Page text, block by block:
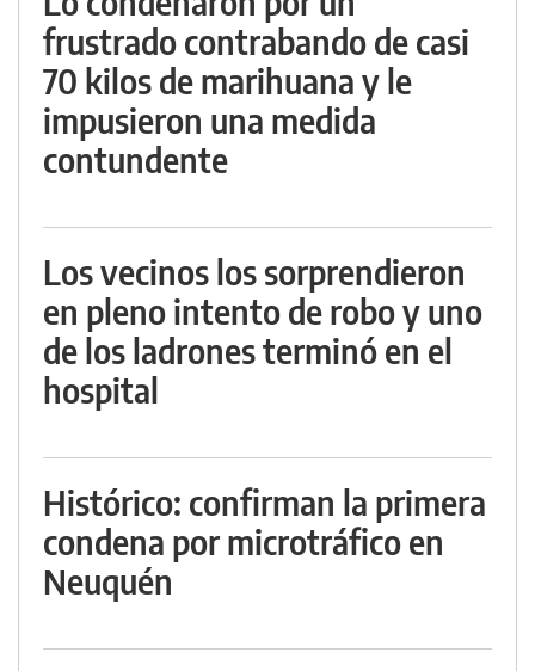
frustrado contrabando de casi
70 kilos de marihuana y le
impusieron una medida
contundente
Los vecinos los sorprendieron
en pleno intento de robo y uno
de los ladrones terminó en el
hospital
Histórico: confirman la primera
condena por microtráfico en
Neuquén